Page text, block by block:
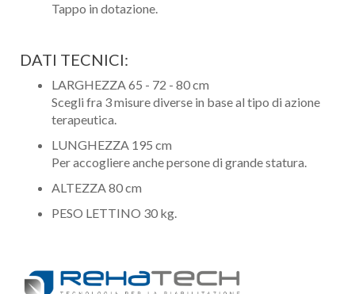
Tappo in dotazione.
DATI TECNICI:
LARGHEZZA 65 - 72 - 80 cm
Scegli fra 3 misure diverse in base al tipo di azione
terapeutica.
LUNGHEZZA 195 cm
Per accogliere anche persone di grande statura.
ALTEZZA 80 cm
PESO LETTINO 30 kg.